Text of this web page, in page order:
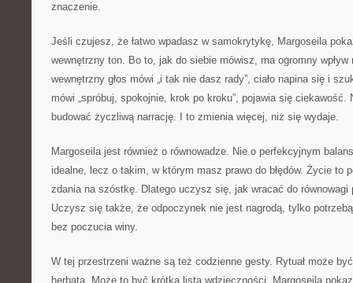
znaczenie.
Jeśli czujesz, że łatwo wpadasz w samokrytykę, Margoseila
wewnętrzny ton. Bo to, jak do siebie mówisz, ma ogromny wpływ
wewnętrzny głos mówi „i tak nie dasz rady”, ciało napina się i
mówi „spróbuj, spokojnie, krok po kroku”, pojawia się
budować życzliwą narrację. I to zmienia więcej, niż się wydaje.
Margoseila jest również o równowadze. Nie o perfekcyjnym
idealne, lecz o takim, w którym masz prawo do błędów. Życie to
zdania na szóstkę. Dlatego uczysz się, jak wracać do równowagi
Uczysz się także, że odpoczynek nie jest nagrodą, tylko
bez poczucia winy.
W tej przestrzeni ważne są też codzienne gesty. Rytuał może
herbata. Może to być krótka lista wdzięczności. Margoseila